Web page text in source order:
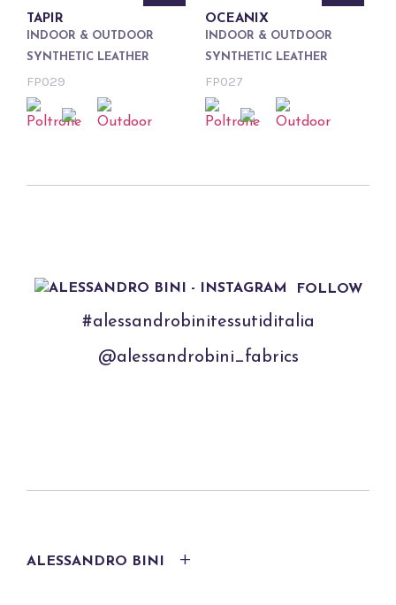
TAPIR
INDOOR & OUTDOOR
SYNTHETIC LEATHER
FP029
OCEANIX
INDOOR & OUTDOOR
SYNTHETIC LEATHER
FP027
FOLLOW
#alessandrobinitessutiditalia
@alessandrobini_fabrics
ALESSANDRO BINI